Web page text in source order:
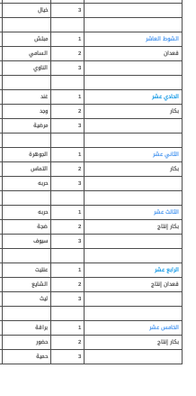
3
خيال
الشوط العاشر 1 مبلش
قعدان
2 السامي
3
الناوي
الحادي عشر 1 غند
بكار
2 وجد
3
مرضية
الثاني عشر 1 الجوهرة
بكار
2 التماس
3
حربه
الثالث عشر 1 حربه
بكار إنتاج
2 ضجة
3
سيوف
الرابع عشر 1 عنتيت
قعدان إنتاج
2 الشايع
3
ليث
الخامس عشر 1 براقة
بكار إنتاج
2 حضور
3
حمية